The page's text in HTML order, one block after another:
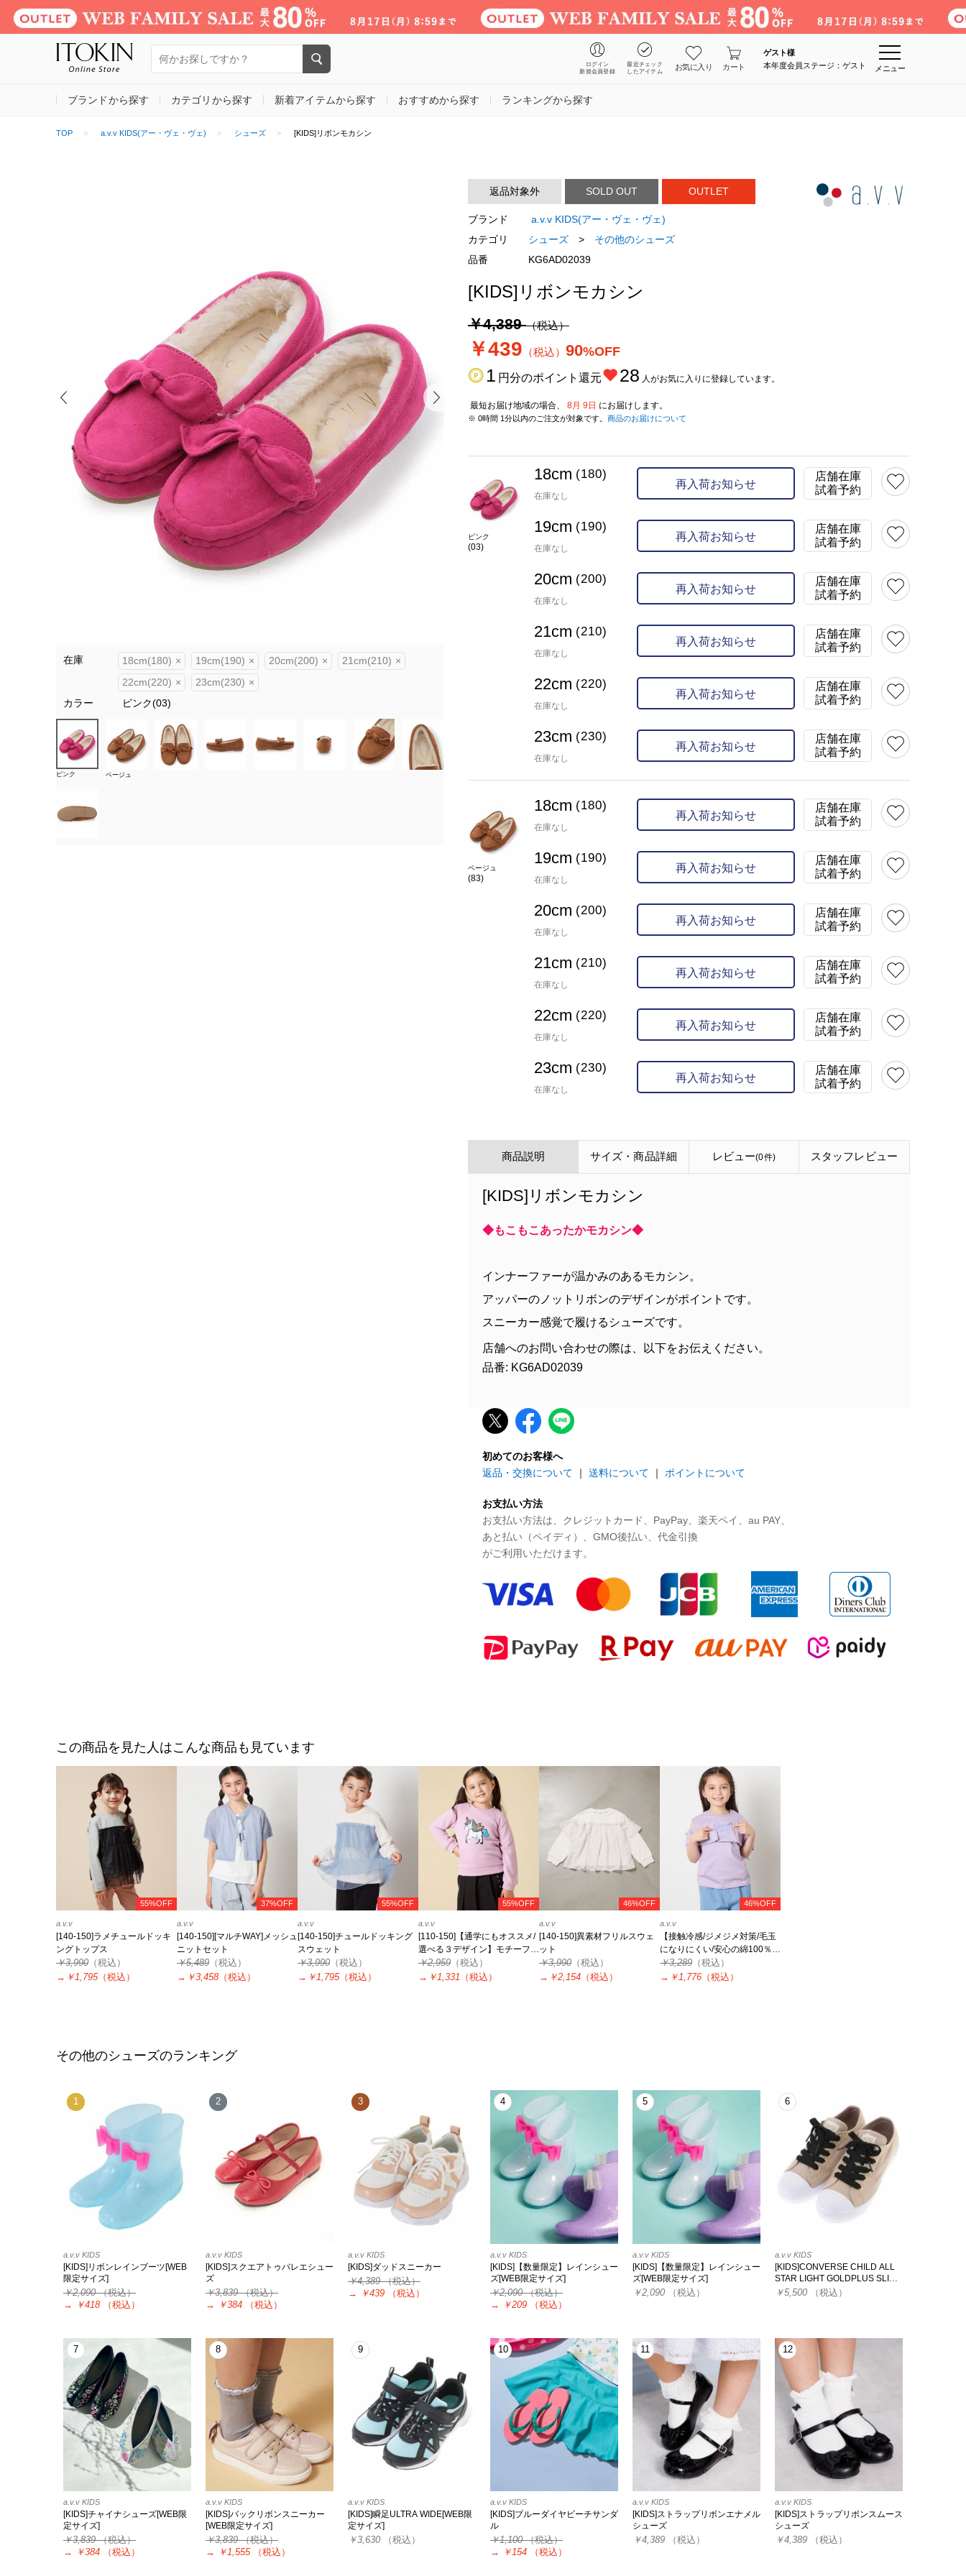
ログイン
新規会員登録
最近チェック
したアイテム
お気に入り カート
ゲスト様
本年度会員ステージ：ゲスト
メニュー
ブランドから探す カテゴリから探す 新着アイテムから探す おすすめから探す ランキングから探す
TOP a.v.v KIDS(アー・ヴェ・ヴェ) シューズ [KIDS]リボンモカシン
在庫 18cm(180) × 19cm(190) × 20cm(200) × 21cm(210) ×
22cm(220) × 23cm(230) ×
カラー
ピンク(03)
18cm(180) × × 20cm(200) × 21cm(210) ×
22cm(220) × 23cm(230)
×
ベージュ(83)
ピンク ベージュ
返品対象外 SOLD OUT OUTLET
ブランド
a.v.v KIDS(アー・ヴェ・ヴェ)
カテゴリ
シューズ >
その他のシューズ
品番
KG6AD02039
[KIDS]リボンモカシン
￥4,389（税込）
￥439 （税込） 90%OFF
1 円分のポイント還元 28 人がお気に入りに登録しています。
最短お届け地域の場合、 8月 9日 にお届けします。
※ 0時間 1分以内のご注文が対象です。 商品のお届けについて
ピンク
(03)
18cm (180)
在庫なし
再入荷お知らせ
店舗在庫
試着予約
19cm (190)
在庫なし
再入荷お知らせ
店舗在庫
試着予約
20cm (200)
在庫なし
再入荷お知らせ
店舗在庫
試着予約
21cm (210)
在庫なし
再入荷お知らせ
店舗在庫
試着予約
22cm (220)
在庫なし
再入荷お知らせ
店舗在庫
試着予約
23cm (230)
在庫なし
再入荷お知らせ
店舗在庫
試着予約
ベージュ
(83)
18cm (180)
在庫なし
再入荷お知らせ
店舗在庫
試着予約
19cm (190)
在庫なし
再入荷お知らせ
店舗在庫
試着予約
20cm (200)
在庫なし
再入荷お知らせ
店舗在庫
試着予約
21cm (210)
在庫なし
再入荷お知らせ
店舗在庫
試着予約
22cm (220)
在庫なし
再入荷お知らせ
店舗在庫
試着予約
23cm (230)
在庫なし
再入荷お知らせ
店舗在庫
試着予約
商品説明 サイズ・商品詳細 レビュー(0件) スタッフ レビュー
[KIDS]リボンモカシン
◆もこもこあったかモカシン◆
インナーファーが温かみのあるモカシン。
アッパーのノットリボンのデザインがポイントです。
スニーカー感覚で履けるシューズです。
店舗へのお問い合わせの際は、以下をお伝えください。
品番: KG6AD02039
初めてのお客様へ
返品・交換について ｜ 送料について ｜ ポイントについて
お支払い方法
お支払い方法は、クレジットカード、PayPay、楽天ペイ、au PAY、
あと払い（ペイディ）、GMO後払い、代金引換
がご利用いただけます。
この商品を見た人はこんな商品も見ています
55%OFF
a.v.v
[140-150]ラメチュールドッキ
ングトップス
￥3,990 （税込）
→ ￥1,795（税込）
37%OFF
a.v.v
[140-150][マルチWAY]メッシュ
ニットセット
￥5,489 （税込）
→ ￥3,458 （税込）
55%OFF
a.v.v
[140-150]チュールドッキング
スウェット
￥3,990 （税込）
→ ￥1,795（税込）
55%OFF
a.v.v
[110-150]【通学にもオススメ/
選べる３デザイン】モチーフア
ソートトレーナー
￥2,959 （税込）
→ ￥1,331 （税込）
46%OFF
a.v.v
[140-150]異素材フリルスウェ
ット
￥3,990 （税込）
→ ￥2,154 （税込）
46%OFF
a.v.v
【接触冷感/ジメジメ対策/毛玉
になりにくい/安心の綿100％】
[140-150]フリルオフショルTシ
ャツ
￥3,289 （税込）
→ ￥1,776 （税込）
その他のシューズのランキング
1
a.v.v KIDS
[KIDS]リボンレインブーツ[WEB
限定サイズ]
￥2,090（税込）
→
￥418 （税込）
2
a.v.v KIDS
[KIDS]スクエアトゥバレエシュー
ズ
￥3,839（税込）
→
￥384 （税込）
3
a.v.v KIDS
[KIDS]ダッドスニーカー
￥4,389（税込）
→
￥439 （税込）
4
a.v.v KIDS
[KIDS]【数量限定】レインシュー
ズ[WEB限定サイズ]
￥2,090（税込）
→
￥209 （税込）
5
a.v.v KIDS
[KIDS]【数量限定】レインシュー
ズ[WEB限定サイズ]
￥2,090 （税込）
6
a.v.v KIDS
[KIDS]CONVERSE CHILD ALL
STAR LIGHT GOLDPLUS SLI…
￥5,500 （税込）
7
a.v.v KIDS
[KIDS]チャイナシューズ[WEB限
定サイズ]
￥3,839（税込）
→
￥384 （税込）
8
a.v.v KIDS
[KIDS]バックリボンスニーカー
[WEB限定サイズ]
￥3,839（税込）
→
￥1,555 （税込）
9
a.v.v KIDS
[KIDS]瞬足ULTRA WIDE[WEB限
定サイズ]
￥3,630 （税込）
10
a.v.v KIDS
[KIDS]ブルーダイヤビーチサンダ
ル
￥1,100（税込）
→
￥154 （税込）
11
a.v.v KIDS
[KIDS]ストラップリボンエナメル
シューズ
￥4,389 （税込）
12
a.v.v KIDS
[KIDS]ストラップリボンスムース
シューズ
￥4,389 （税込）